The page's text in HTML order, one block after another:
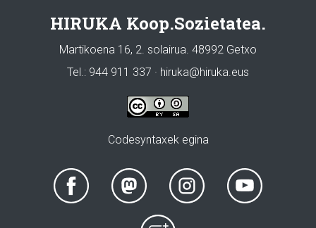
HIRUKA Koop.Sozietatea.
Martikoena 16, 2. solairua. 48992 Getxo
Tel.: 944 911 337 · hiruka@hiruka.eus
Codesyntaxek egina